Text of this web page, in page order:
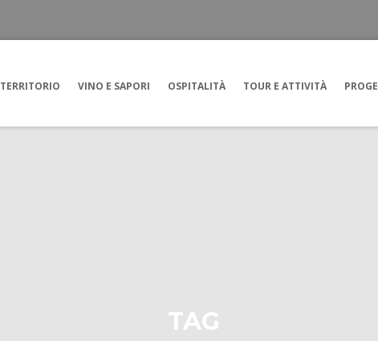
TERRITORIO VINO E SAPORI OSPITALITÀ TOUR E ATTIVITÀ
TAG